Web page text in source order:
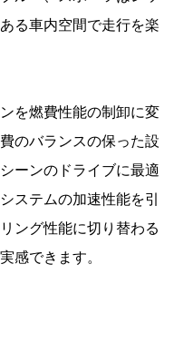
る車内空間で走行を楽
を燃費性能の制卸に変
のバランスの保った設
ーンのドライブに最適
ステムの加速性能を引
ング性能に切り替わる
感できます。